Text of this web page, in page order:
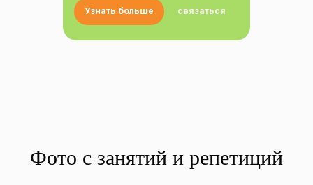
Узнать больше связаться
Фото с занятий и репетиций